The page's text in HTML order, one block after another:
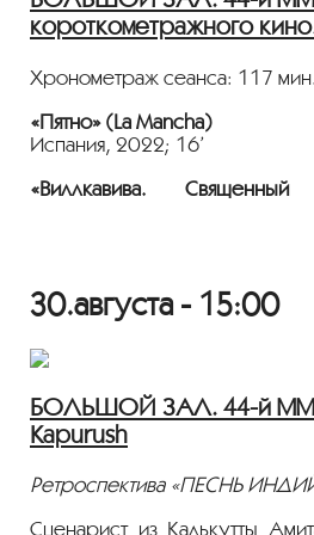
2022, 97 мин.,
Фильм демонстрируется на
русскими субтитрами.
короткометражного
Хронометраж сеанса: 117 мин.
«Пятно» (La Mancha)
Испания, 2022; 16’
«Виллкавива.
This Day Be.)
Южная Корея, 2021; 30’
«Святая Мария, куда ты
Did You Go?)
Австралия, 2021; 17’
Татьяна Жукова, Россия, 2022;
«Зелёное поле»
30.августа - 15:00
БОЛЬШОЙ ЗАЛ. 44-й
Kapurush
Ретроспектива «ПЕСНЬ
Сценарист из Калькутты